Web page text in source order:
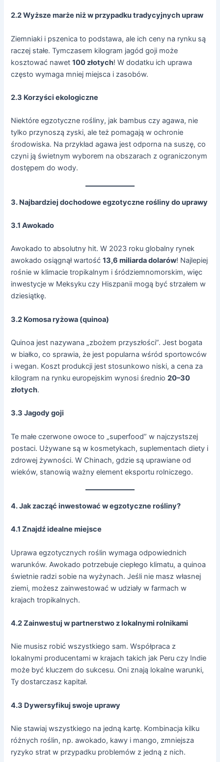
2.2 Wyższe marże niż w przypadku tradycyjnych upraw
Ziemniaki i pszenica to podstawa, ale ich ceny na rynku są
raczej stałe. Tymczasem kilogram jagód goji może
kosztować nawet100 złotych! W dodatku ich uprawa
często wymaga mniej miejsca i zasobów.
2.3 Korzyści ekologiczne
Niektóre egzotyczne rośliny, jak bambus czy agawa, nie
tylko przynoszą zyski, ale też pomagają w ochronie
środowiska. Na przykład agawa jest odporna na suszę, co
czyni ją świetnym wyborem na obszarach z ograniczonym
dostępem do wody.
3. Najbardziej dochodowe egzotyczne rośliny do uprawy
3.1 Awokado
Awokado to absolutny hit. W 2023 roku globalny rynek
awokado osiągnął wartość13,6 miliarda dolarów! Najlepiej
rośnie w klimacie tropikalnym i śródziemnomorskim, więc
inwestycje w Meksyku czy Hiszpanii mogą być strzałem w
dziesiątkę.
3.2 Komosa ryżowa (quinoa)
Quinoa jest nazywana „zbożem przyszłości”. Jest bogata
w białko, co sprawia, że jest popularna wśród sportowców
i wegan. Koszt produkcji jest stosunkowo niski, a cena za
kilogram na rynku europejskim wynosi średnio20–30
złotych.
3.3 Jagody goji
Te małe czerwone owoce to „superfood” w najczystszej
postaci. Używane są w kosmetykach, suplementach diety i
zdrowej żywności. W Chinach, gdzie są uprawiane od
wieków, stanowią ważny element eksportu rolniczego.
4. Jak zacząć inwestować w egzotyczne rośliny?
4.1 Znajdź idealne miejsce
Uprawa egzotycznych roślin wymaga odpowiednich
warunków. Awokado potrzebuje ciepłego klimatu, a quinoa
świetnie radzi sobie na wyżynach. Jeśli nie masz własnej
ziemi, możesz zainwestować w udziały w farmach w
krajach tropikalnych.
4.2 Zainwestuj w partnerstwo z lokalnymi rolnikami
Nie musisz robić wszystkiego sam. Współpraca z
lokalnymi producentami w krajach takich jak Peru czy Indie
może być kluczem do sukcesu. Oni znają lokalne warunki,
Ty dostarczasz kapitał.
4.3 Dywersyfikuj swoje uprawy
Nie stawiaj wszystkiego na jedną kartę. Kombinacja kilku
różnych roślin, np. awokado, kawy i mango, zmniejsza
ryzyko strat w przypadku problemów z jedną z nich.